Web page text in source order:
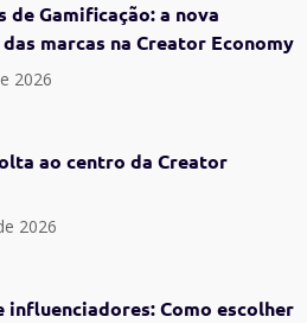
de Gamificação: a nova
marcas na Creator Economy
2026
ao centro da Creator
2026
influenciadores: Como escolher